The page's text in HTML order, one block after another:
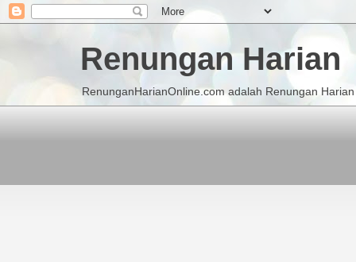
Renungan Harian
RenunganHarianOnline.com adalah Renungan